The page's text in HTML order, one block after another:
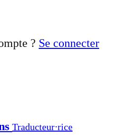
? Se connecter
Traducteur⋅rice